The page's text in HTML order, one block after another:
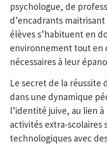
psychologue, de
d’encadrants
élèves s’habituent en
environnement tout en
nécessaires à leur
Le secret de la réussite
dans une dynamique
l’identité juive, au lien
activités extra-
technologiques avec